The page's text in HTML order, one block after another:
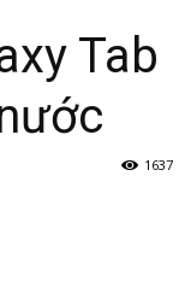
Tab
1637